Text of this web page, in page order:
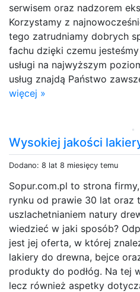
serwisem oraz nadzorem
Korzystamy z
tego zatrudniamy dobrych
fachu dzięki czemu
usługi na najwyższym
usług znajdą Państwo
więcej »
Wysokiej jakości
Dodano: 8 lat 8 miesięcy temu
Sopur.com.pl to strona
rynku od prawie 30 lat oraz
uszlachetnianiem natury
wiedzieć w jaki sposób?
jest jej oferta, w której
lakiery do drewna, bejce
produkty do podłóg. Na tej
lecz również aspetky